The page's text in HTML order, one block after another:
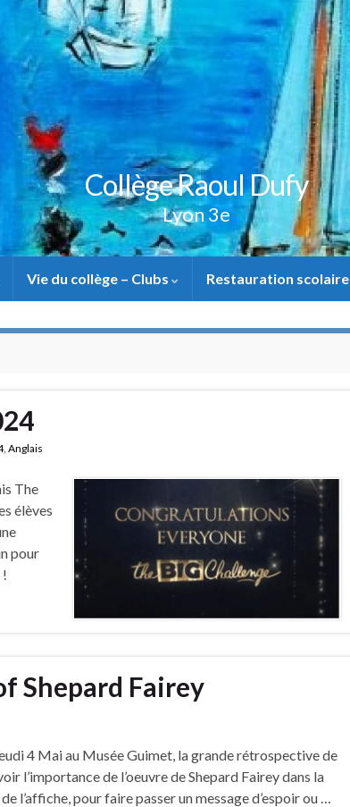
Collège Raoul Dufy
Lyon 3e
Vie du collège – Clubs Restauration scolaire
, Anglais
The
élèves
pour
Shepard Fairey
4 Mai au Musée Guimet, la grande rétrospective de
l’importance de l’oeuvre de Shepard Fairey dans la
l’affiche, pour faire passer un message d’espoir ou …